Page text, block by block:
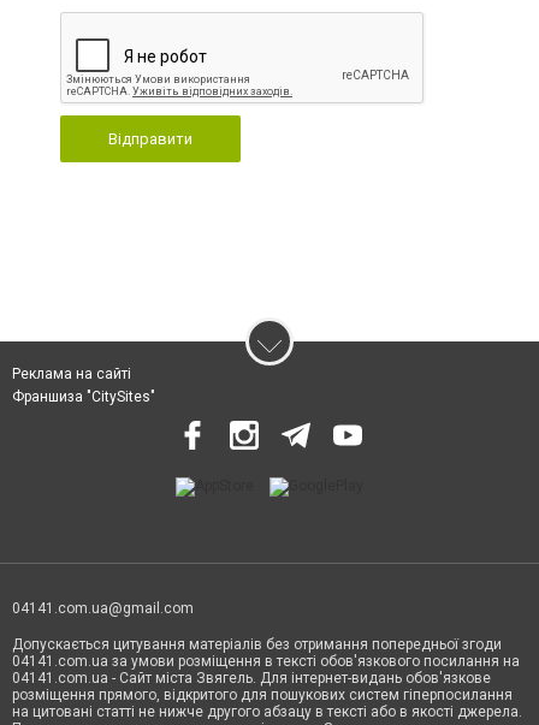
Відправити
Реклама на сайті
Франшиза "CitySites"
04141.com.ua@gmail.com
Допускається цитування матеріалів без отримання попередньої згоди
04141.com.ua за умови розміщення в тексті обов'язкового посилання на
04141.com.ua - Сайт міста Звягель. Для інтернет-видань обов'язкове
розміщення прямого, відкритого для пошукових систем гіперпосилання
на цитовані статті не нижче другого абзацу в тексті або в якості джерела.